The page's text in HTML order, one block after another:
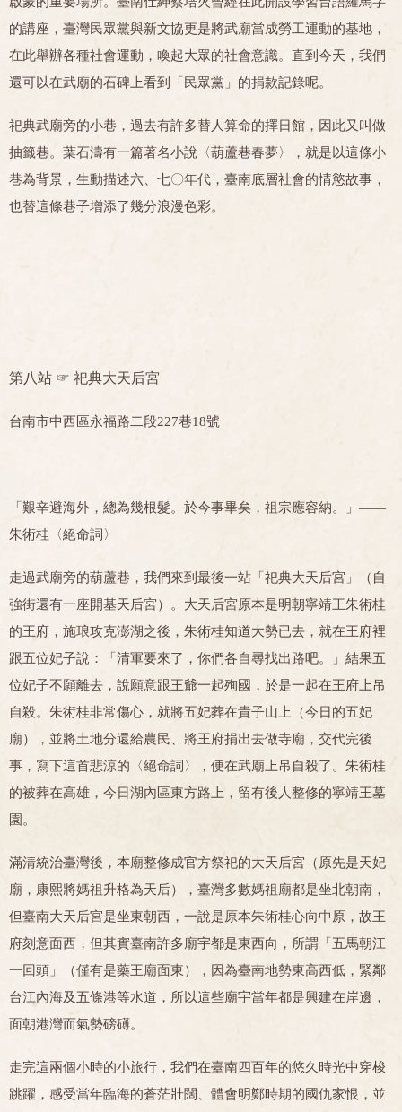
的講座，臺灣民眾黨與新文協更是將武廟當成勞工運動的基地，
在此舉辦各種社會運動，喚起大眾的社會意識。直到今天，我們
還可以在武廟的石碑上看到「民眾黨」的捐款記錄呢。
祀典武廟旁的小巷，過去有許多替人算命的擇日館，因此又叫做
抽籤巷。葉石濤有一篇著名小說〈葫蘆巷春夢〉，就是以這條小
巷為背景，生動描述六、七〇年代，臺南底層社會的情慾故事，
也替這條巷子增添了幾分浪漫色彩。
第八站 ☞ 祀典大天后宮
台南市中西區永福路二段227巷18號
「艱辛避海外，總為幾根髮。於今事畢矣，祖宗應容納。」——
朱術桂〈絕命詞〉
走過武廟旁的葫蘆巷，我們來到最後一站「祀典大天后宮」（自
強街還有一座開基天后宮）。大天后宮原本是明朝寧靖王朱術桂
的王府，施琅攻克澎湖之後，朱術桂知道大勢已去，就在王府裡
跟五位妃子說：「清軍要來了，你們各自尋找出路吧。」結果五
位妃子不願離去，說願意跟王爺一起殉國，於是一起在王府上吊
自殺。朱術桂非常傷心，就將五妃葬在貴子山上（今日的五妃
廟），並將土地分還給農民、將王府捐出去做寺廟，交代完後
事，寫下這首悲涼的〈絕命詞〉，便在武廟上吊自殺了。朱術桂
的被葬在高雄，今日湖內區東方路上，留有後人整修的寧靖王墓
園。
滿清統治臺灣後，本廟整修成官方祭祀的大天后宮（原先是天妃
廟，康熙將媽祖升格為天后），臺灣多數媽祖廟都是坐北朝南，
但臺南大天后宮是坐東朝西，一說是原本朱術桂心向中原，故王
府刻意面西，但其實臺南許多廟宇都是東西向，所謂「五馬朝江
一回頭」（僅有是藥王廟面東），因為臺南地勢東高西低，緊鄰
台江內海及五條港等水道，所以這些廟宇當年都是興建在岸邊，
面朝港灣而氣勢磅礡。
走完這兩個小時的小旅行，我們在臺南四百年的悠久時光中穿梭
跳躍，感受當年臨海的蒼茫壯闊、體會明鄭時期的國仇家恨，並